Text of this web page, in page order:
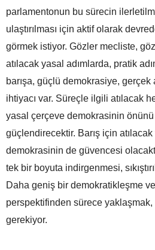
parlamentonun bu sürecin
ulaştırılması için aktif olarak
görmek istiyor. Gözler mecliste,
atılacak yasal adımlarda, pratik
barışa, güçlü demokrasiye,
ihtiyacı var. Süreçle ilgili atılacak
yasal çerçeve demokrasinin
güçlendirecektir. Barış için
demokrasinin de güvencesi
tek bir boyuta indirgenmesi,
Daha geniş bir demokratikleşme
perspektifinden sürece
gerekiyor.